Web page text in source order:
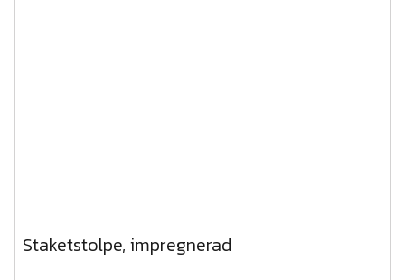
Staketstolpe, impregnerad